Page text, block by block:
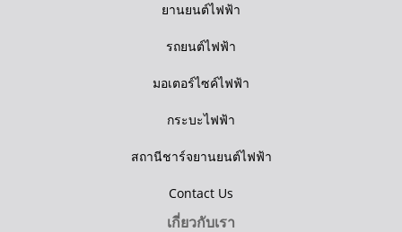
ยานยนต์ไฟฟ้า
รถยนต์ไฟฟ้า
มอเตอร์ไซค์ไฟฟ้า
กระบะไฟฟ้า
สถานีชาร์จยานยนต์ไฟฟ้า
Contact Us
เกี่ยวกับเรา